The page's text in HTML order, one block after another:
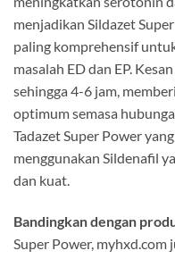
menjadikan Sildazet
paling komprehensif
masalah ED dan EP.
sehingga 4-6 jam,
optimum semasa
Tadazet Super Power
menggunakan Sildenafil
dan kuat.
Bandingkan dengan
Super Power, myhxd.com